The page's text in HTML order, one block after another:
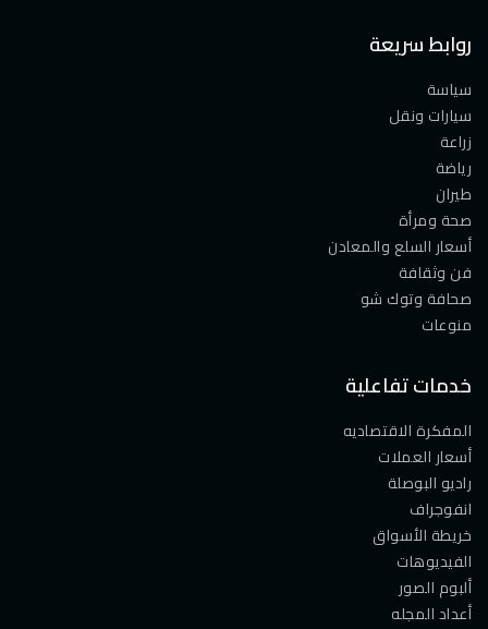
روابط سريعة
سياسة
سيارات ونقل
زراعة
رياضة
طيران
صحة ومرأة
أسعار السلع والمعادن
فن وثقافة
صحافة وتوك شو
منوعات
خدمات تفاعلية
المفكرة الاقتصاديه
أسعار العملات
راديو البوصلة
انفوجراف
خريطة الأسواق
الفيديوهات
ألبوم الصور
أعداد المجله